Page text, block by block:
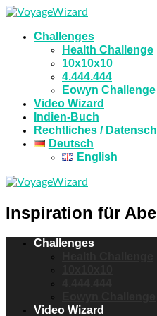
Challenges
Health Challenge
10x10x10
4.444.444
Eowyn Challenge
Video Wizard
Indien-Buch
Rechtliches /
Deutsch
English
Inspiration für
Challenges
Video Wizard